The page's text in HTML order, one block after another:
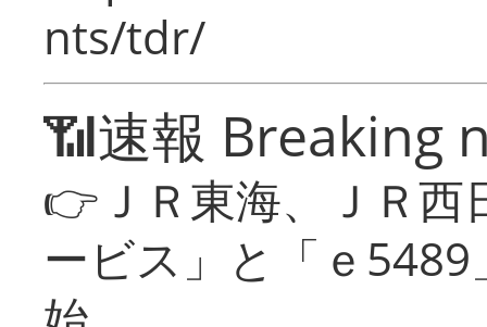
nts/tdr/
📶速報 Breaking
👉ＪＲ東海、ＪＲ
ービス」と「ｅ